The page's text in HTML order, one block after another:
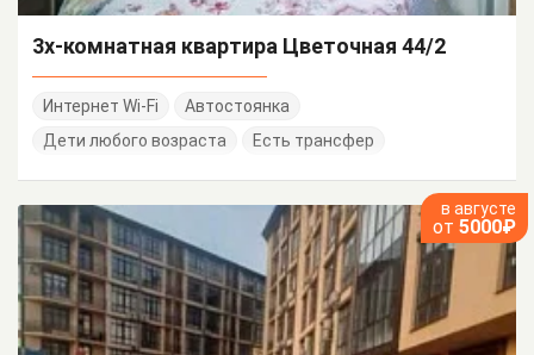
3х-комнатная квартира Цветочная 44/2
Интернет Wi-Fi
Автостоянка
Дети любого возраста
Есть трансфер
в августе
от 5000₽